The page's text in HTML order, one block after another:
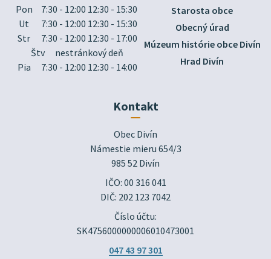
Pon
7:30 - 12:00 12:30 - 15:30
Ut
7:30 - 12:00 12:30 - 15:30
Str
7:30 - 12:00 12:30 - 17:00
Štv
nestránkový deň
Pia
7:30 - 12:00 12:30 - 14:00
Starosta obce
Obecný úrad
Múzeum histórie obce Divín
Hrad Divín
Kontakt
Obec Divín
Námestie mieru 654/3
985 52 Divín
IČO: 00 316 041
DIČ: 202 123 7042
Číslo účtu:
SK4756000000006010473001
047 43 97 301